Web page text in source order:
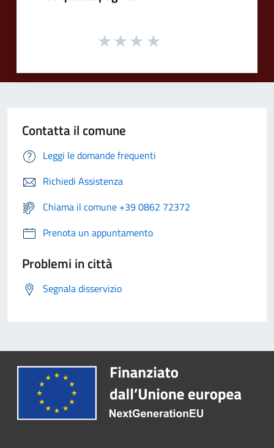
Contatta il comune
Leggi le domande frequenti
Richiedi Assistenza
Chiama il comune +39 0862 72372
Prenota un appuntamento
Problemi in città
Segnala disservizio